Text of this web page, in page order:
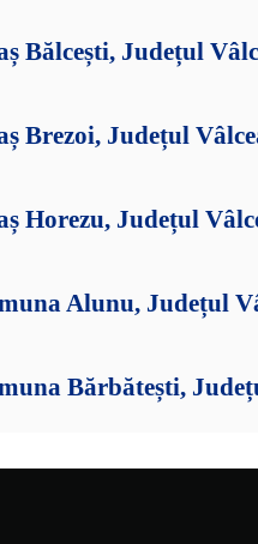
Bălcești, Județul
Brezoi, Județul
Horezu, Județul
Alunu, Județul
Bărbătești,